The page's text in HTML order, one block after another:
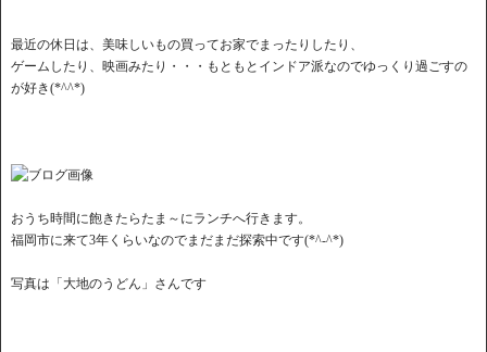
最近の休日は、美味しいもの買ってお家でまったりしたり、
ゲームしたり、映画みたり・・・もともとインドア派なのでゆっくり過ごすの
が好き(*^^*)
おうち時間に飽きたらたま～にランチへ行きます。
福岡市に来て3年くらいなのでまだまだ探索中です(*^-^*)
写真は「大地のうどん」さんです